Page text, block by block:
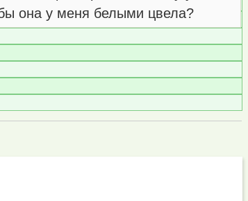
она у меня белыми цвела?